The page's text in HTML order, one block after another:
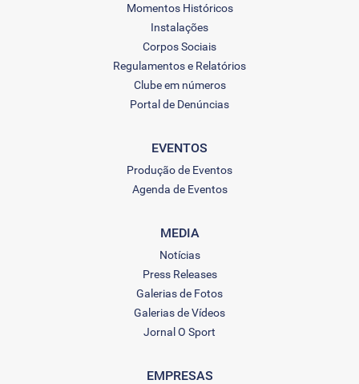
Momentos Históricos
Instalações
Corpos Sociais
Regulamentos e Relatórios
Clube em números
Portal de Denúncias
EVENTOS
Produção de Eventos
Agenda de Eventos
MEDIA
Notícias
Press Releases
Galerias de Fotos
Galerias de Vídeos
Jornal O Sport
EMPRESAS